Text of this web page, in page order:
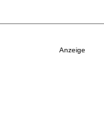
Anzeige